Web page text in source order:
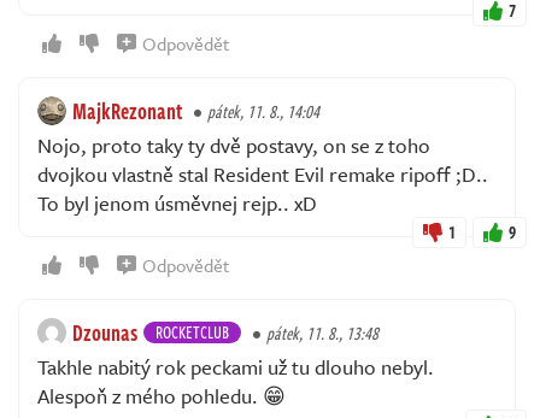
7
Odpovědět
MajkRezonant pátek, 11. 8., 14:04
Nojo, proto taky ty dvě postavy, on se z toho
dvojkou vlastně stal Resident Evil remake ripoff ;D..
To byl jenom úsměvnej rejp.. xD
1 9
Odpovědět
Dzounas ROCKETCLUB pátek, 11. 8., 13:48
Takhle nabitý rok peckami už tu dlouho nebyl.
Alespoň z mého pohledu. 😁